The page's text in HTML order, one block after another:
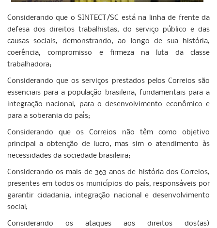
Considerando que o SINTECT/SC está na linha de frente da
defesa dos direitos trabalhistas, do serviço público e das
causas sociais, demonstrando, ao longo de sua história,
coerência, compromisso e firmeza na luta da classe
trabalhadora;
Considerando que os serviços prestados pelos Correios são
essenciais para a população brasileira, fundamentais para a
integração nacional, para o desenvolvimento econômico e
para a soberania do país;
Considerando que os Correios não têm como objetivo
principal a obtenção de lucro, mas sim o atendimento às
necessidades da sociedade brasileira;
Considerando os mais de 363 anos de história dos Correios,
presentes em todos os municípios do país, responsáveis por
garantir cidadania, integração nacional e desenvolvimento
social;
Considerando os ataques aos direitos dos(as)